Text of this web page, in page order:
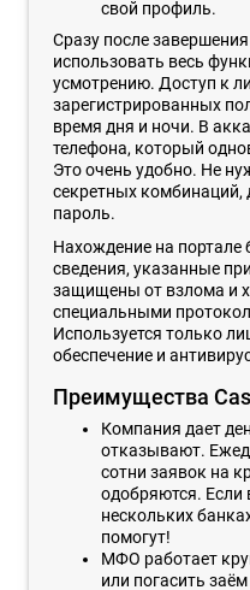
свой профиль.
Сразу после
использовать весь
усмотрению. Доступ к
зарегистрированных
время дня и ночи. В
телефона, который
Это очень удобно. Не
секретных комбинаций,
пароль.
Нахождение на портале
сведения, указанные
защищены от взлома и
специальными
Используется только
обеспечение и
Преимущества
Компания дает
отказывают.
сотни заявок на
одобряются. Если
нескольких
помогут!
МФО работает
или погасить